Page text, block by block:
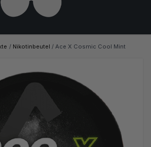
/ Nikotinbeutel / Ace X Cosmic Cool Mint
Bild im Vollbildmodus zu sehen